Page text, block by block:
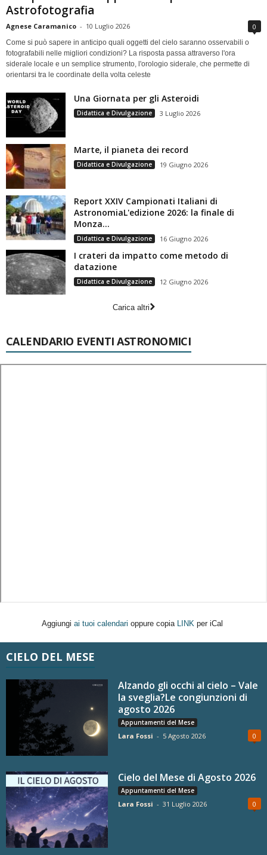
Astrofotografia
Agnese Caramanico - 10 Luglio 2026 0
Come si può sapere in anticipo quali oggetti del cielo saranno osservabili o
fotografabili nelle migliori condizioni? La risposta passa attraverso l'ora
siderale locale e un semplice strumento, l'orologio siderale, che permette di
orientarsi tra le coordinate della volta celeste
Una Giornata per gli Asteroidi
Didattica e Divulgazione 3 Luglio 2026
Marte, il pianeta dei record
Didattica e Divulgazione 19 Giugno 2026
Report XXIV Campionati Italiani di
AstronomiaL'edizione 2026: la finale di
Monza...
Didattica e Divulgazione 16 Giugno 2026
I crateri da impatto come metodo di
datazione
Didattica e Divulgazione 12 Giugno 2026
Carica altri
CALENDARIO EVENTI ASTRONOMICI
Aggiungi ai tuoi calendari oppure copia LINK per iCal
CIELO DEL MESE
Alzando gli occhi al cielo – Vale
la sveglia?Le congiunzioni di
agosto 2026
Appuntamenti del Mese
Lara Fossi - 5 Agosto 2026 0
Cielo del Mese di Agosto 2026
Appuntamenti del Mese
Lara Fossi - 31 Luglio 2026 0